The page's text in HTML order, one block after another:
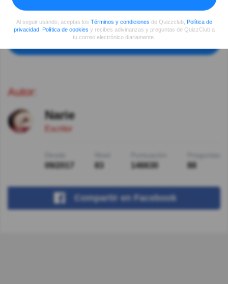
No estoy de acuerdo. El Cronos es el tiempo objetivo y
Ver más comentarios
Autor:
Narie
Escritor
09/2017 83 146630 88
Compartir en Facebook
Al seguir usando, aceptas los Términos y condiciones de Quizzclub, Política de
privacidad, Política de cookies y recibes adivinanzas y preguntas de QuizzClub a
tu correo electrónico diariamente.